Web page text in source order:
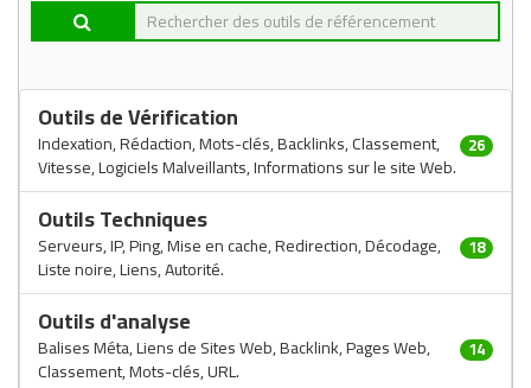
Outils de Vérification
Indexation, Rédaction, Mots-clés, Backlinks, Classement,
Vitesse, Logiciels Malveillants, Informations sur le site Web.
26
Outils Techniques
Serveurs, IP, Ping, Mise en cache, Redirection, Décodage,
Liste noire, Liens, Autorité.
18
Outils d'analyse
Balises Méta, Liens de Sites Web, Backlink, Pages Web,
Classement, Mots-clés, URL.
14